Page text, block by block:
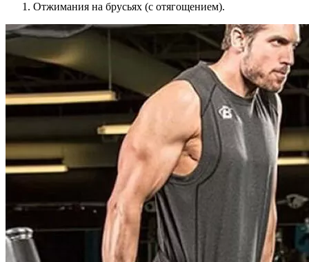
Отжимания на брусьях (с отягощением).